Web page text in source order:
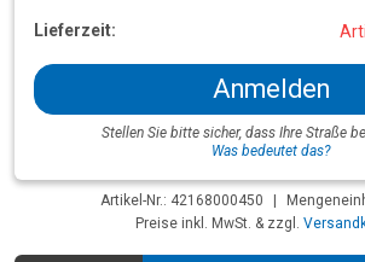
Lieferzeit:
Anmelden
Stellen Sie bitte sicher, dass Ihre Straße
Was bedeutet das?
Artikel-Nr.: 42168000450 |
Preise inkl. MwSt. & zzgl.